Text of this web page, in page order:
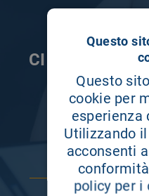
CI
ISCRIVITI AI
SEMPRE
Questo
Questo
cookie per
esperienza
Utilizzando
acconsenti
policy per i